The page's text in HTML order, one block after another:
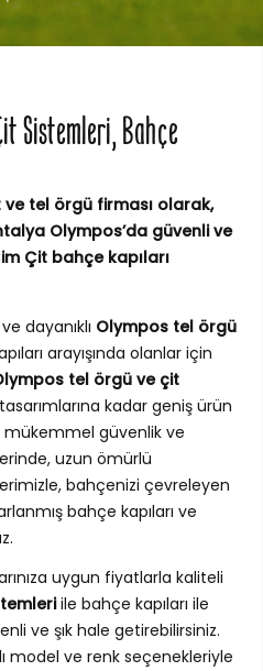
Sistemleri, Bahçe
tel örgü firması olarak,
Olympos’da güvenli ve
Çit bahçe kapıları
dayanıklı Olympos tel örgü
arayışında olanlar için
tel örgü ve çit
kadar geniş ürün
güvenlik ve
uzun ömürlü
bahçenizi çevreleyen
bahçe kapıları ve
uygun fiyatlarla kaliteli
ile bahçe kapıları ile
ve şık hale getirebilirsiniz.
model ve renk seçenekleriyle